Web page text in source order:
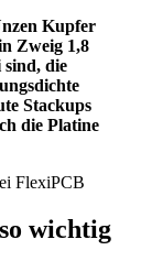
Kupfer
Zweig 1,8
die
Stackups
die Platine
FlexiPCB
wichtig